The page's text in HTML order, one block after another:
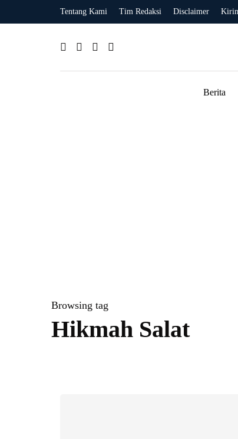
Tentang Kami Tim Redaksi Disclaimer
Berita
Browsing tag
Hikmah Salat